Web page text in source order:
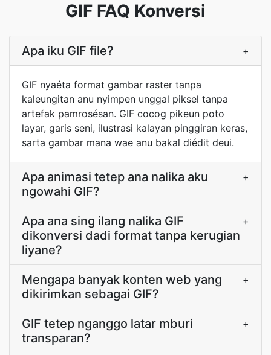
GIF FAQ Konversi
Apa iku GIF file? +
GIF nyaéta format gambar raster tanpa
kaleungitan anu nyimpen unggal piksel tanpa
artefak pamrosésan. GIF cocog pikeun poto
layar, garis seni, ilustrasi kalayan pinggiran keras,
sarta gambar mana wae anu bakal diédit deui.
Apa animasi tetep ana nalika aku
ngowahi GIF?
+
Apa ana sing ilang nalika GIF
dikonversi dadi format tanpa kerugian
liyane?
+
Mengapa banyak konten web yang
dikirimkan sebagai GIF?
+
GIF tetep nganggo latar mburi
transparan?
+